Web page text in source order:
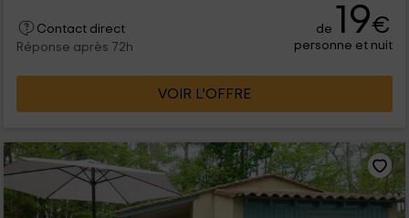
Contact direct
Réponse après 72h
de 19€
personne et nuit
VOIR L’OFFRE